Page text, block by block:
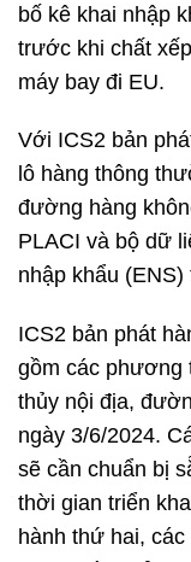
bố kê khai nhập
trước khi chất
máy bay đi EU.
Với ICS2 bản
lô hàng thông
đường hàng
PLACI và bộ dữ
nhập khẩu
ICS2 bản phát
gồm các phương
thủy nội địa,
ngày 3/6/2024.
sẽ cần chuẩn bị
thời gian triển
hành thứ hai,